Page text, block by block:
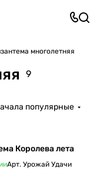
многолетняя
9
популярные
Королева лета
Арт. Урожай Удачи